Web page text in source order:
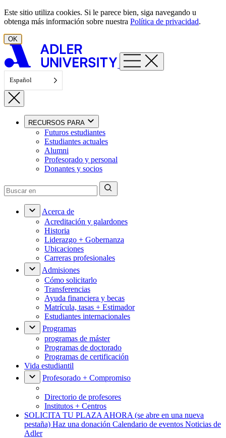
Ir al contenido
Este sitio utiliza cookies. Si le parece bien, siga navegando u
obtenga más información sobre nuestra Política de privacidad.
OK
Español
RECURSOS PARA
Futuros estudiantes
Estudiantes actuales
Alumni
Profesorado y personal
Donantes y socios
Acerca de
Acreditación y galardones
Historia
Liderazgo + Gobernanza
Ubicaciones
Carreras profesionales
Admisiones
Cómo solicitarlo
Transferencias
Ayuda financiera y becas
Matrícula, tasas + Estimador
Estudiantes internacionales
Programas
programas de máster
Programas de doctorado
Programas de certificación
Vida estudiantil
Profesorado + Compromiso
Directorio de profesores
Institutos + Centros
SOLICITA TU PLAZA AHORA (se abre en una nueva
pestaña) Haz una donación Calendario de eventos Noticias de
Adler